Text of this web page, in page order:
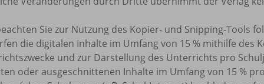
Sie zur Nutzung des Kopier- und Snipping-Tools
die digitalen Inhalte im Umfang von 15 % mithilfe des
und zur Darstellung des Unterrichts pro
oder ausgeschnittenen Inhalte im Umfang von 15 %